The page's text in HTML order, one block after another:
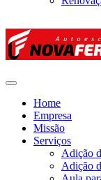
Home
Empresa
Missão
Serviços
Adição
Adição